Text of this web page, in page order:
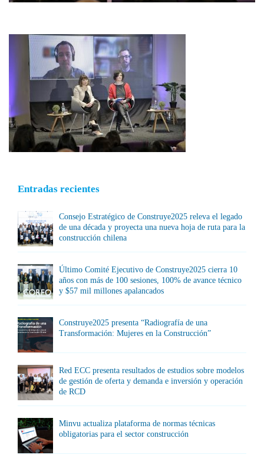
Entradas recientes
Consejo Estratégico de Construye2025 releva el legado
de una década y proyecta una nueva hoja de ruta para la
construcción chilena
Último Comité Ejecutivo de Construye2025 cierra 10
años con más de 100 sesiones, 100% de avance técnico
y $57 mil millones apalancados
Construye2025 presenta “Radiografía de una
Transformación: Mujeres en la Construcción”
Red ECC presenta resultados de estudios sobre modelos
de gestión de oferta y demanda e inversión y operación
de RCD
Minvu actualiza plataforma de normas técnicas
obligatorias para el sector construcción